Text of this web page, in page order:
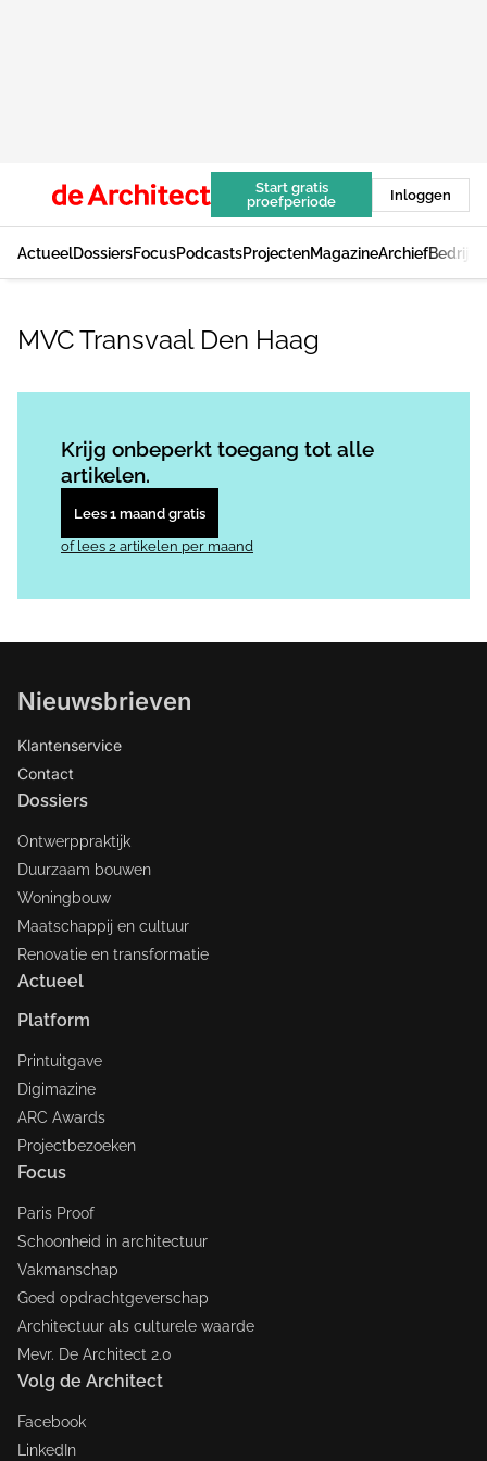
Start gratis
proefperiode
Inloggen
ActueelDossiersFocusPodcastsProjectenMagazineArchief
MVC Transvaal Den Haag
Krijg onbeperkt toegang tot alle
artikelen.
Lees 1 maand gratis
of lees 2 artikelen per maand
Nieuwsbrieven
Klantenservice
Contact
Dossiers
Ontwerppraktijk
Duurzaam bouwen
Woningbouw
Maatschappij en cultuur
Renovatie en transformatie
Actueel
Platform
Printuitgave
Digimazine
ARC Awards
Projectbezoeken
Focus
Paris Proof
Schoonheid in architectuur
Vakmanschap
Goed opdrachtgeverschap
Architectuur als culturele waarde
Mevr. De Architect 2.0
Volg de Architect
Facebook
LinkedIn